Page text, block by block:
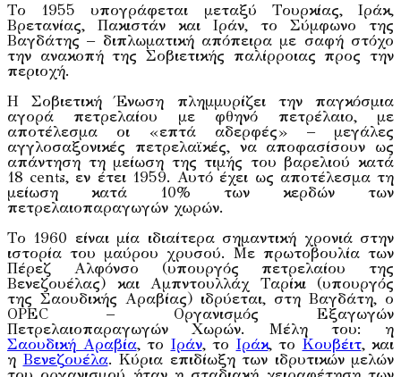
Το 1955 υπογράφεται μεταξύ Τουρκίας, Ιράκ,
Βρετανίας, Πακιστάν και Ιράν, το Σύμφωνο της
Βαγδάτης – διπλωματική απόπειρα με σαφή στόχο
την ανακοπή της Σοβιετικής παλίρροιας προς την
περιοχή.
Η Σοβιετική Ένωση πλημμυρίζει την παγκόσμια
αγορά πετρελαίου με φθηνό πετρέλαιο, με
αποτέλεσμα οι «επτά αδερφές» – μεγάλες
αγγλοσαξονικές πετρελαϊκές, να αποφασίσουν ως
απάντηση τη μείωση της τιμής του βαρελιού κατά
18 cents, εν έτει 1959. Αυτό έχει ως αποτέλεσμα τη
μείωση κατά 10% των κερδών των
πετρελαιοπαραγωγών χωρών.
Το 1960 είναι μία ιδιαίτερα σημαντική χρονιά στην
ιστορία του μαύρου χρυσού. Με πρωτοβουλία των
Πέρεζ Αλφόνσο (υπουργός πετρελαίου της
Βενεζουέλας) και Αμπντουλλάχ Ταρίκι (υπουργός
της Σαουδικής Αραβίας) ιδρύεται, στη Βαγδάτη, ο
OPEC – Οργανισμός Εξαγωγών
Πετρελαιοπαραγωγών Χωρών. Μέλη του: η
Σαουδική Αραβία, το Ιράν, το Ιράκ, το Κουβέιτ, και
η Βενεζουέλα. Κύρια επιδίωξη των ιδρυτικών μελών